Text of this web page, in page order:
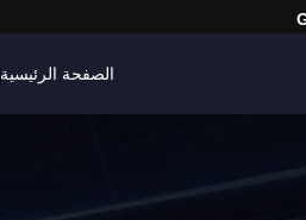
الصفحة الرئيسية